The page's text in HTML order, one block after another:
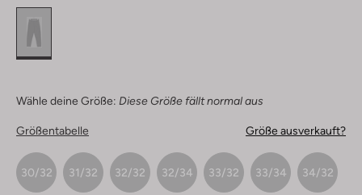
Wähle deine Größe: Diese Größe fällt normal aus
Größentabelle Größe ausverkauft?
30/32 31/32 32/32 32/34 33/32 33/34 34/32